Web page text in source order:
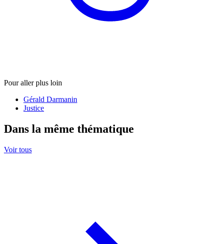
Pour aller plus loin
Gérald Darmanin
Justice
Dans la même thématique
Voir tous